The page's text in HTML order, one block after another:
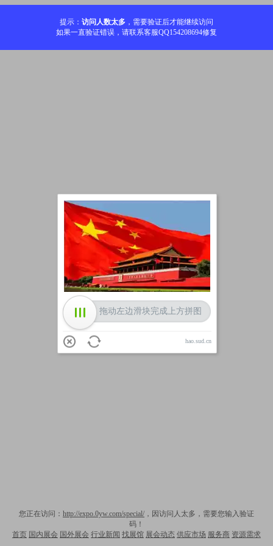
提示： 访问人数太多 ，需要验证后才能继续访问
如果一直验证错误，请联系客服QQ154208694修复
您正在访问： http://expo.0yw.com/special/ ，因访问人太多，需要您输入验证
码！
首页 国内展会 国外展会 行业新闻 找展馆 展会动态 供应市场 服务商 资源需求
加载中
拖动左边滑块完成上方拼图
hao.sud.cn